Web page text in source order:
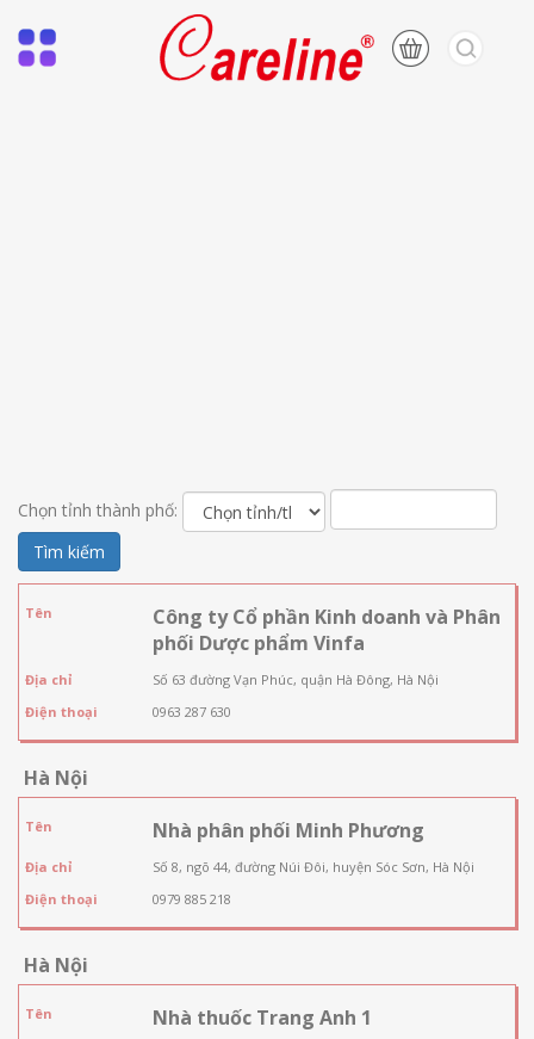
Chọn tỉnh thành phố:
Tìm kiếm
Tên
Công ty Cổ phần Kinh doanh và Phân
phối Dược phẩm Vinfa
Địa chỉ
Số 63 đường Vạn Phúc, quận Hà Đông, Hà Nội
Điện thoại
0963 287 630
Hà Nội
Tên Nhà phân phối Minh Phương
Địa chỉ
Số 8, ngõ 44, đường Núi Đôi, huyện Sóc Sơn, Hà Nội
Điện thoại
0979 885 218
Hà Nội
Tên Nhà thuốc Trang Anh 1